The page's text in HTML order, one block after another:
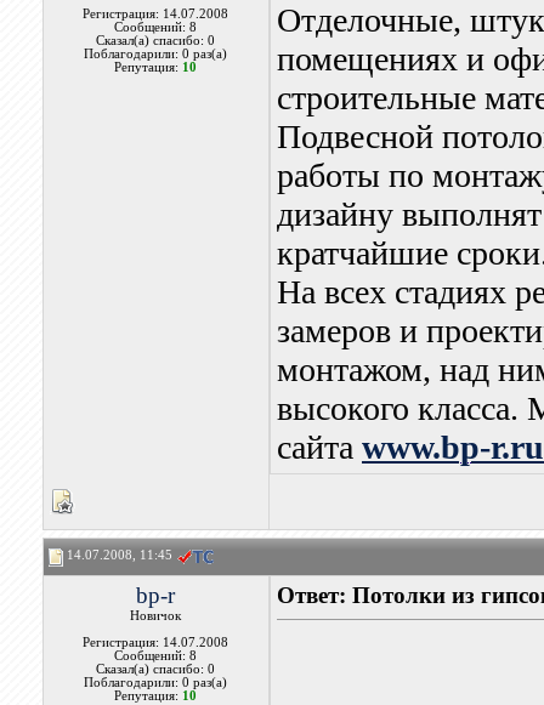
Регистрация: 14.07.2008
Сообщений: 8
Сказал(а) спасибо: 0
Поблагодарили: 0 раз(а)
Репутация: 10
Отделочные,
помещениях и
строительные
Подвесной
работы по
дизайну
кратчайшие
На всех стадиях
замеров и
монтажом, над
высокого класса.
сайта www.bp-r.ru
14.07.2008, 11:45
bp-r
Новичок
Регистрация: 14.07.2008
Сообщений: 8
Сказал(а) спасибо: 0
Поблагодарили: 0 раз(а)
Репутация: 10
Ответ: Потолки из